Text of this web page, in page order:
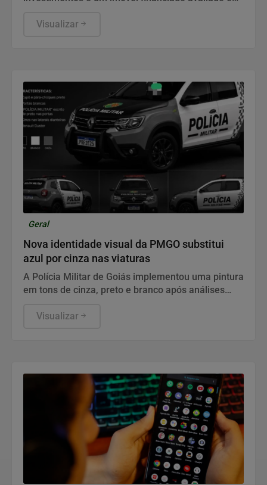
Visualizar
Geral
Nova identidade visual da PMGO substitui
azul por cinza nas viaturas
A Polícia Militar de Goiás implementou uma pintura
em tons de cinza, preto e branco após análises
Visualizar